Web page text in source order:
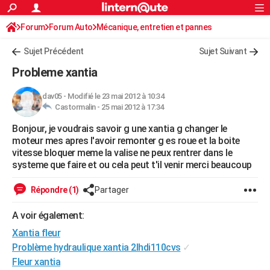
ACTUALITÉS
Politique
Société
Faits Divers
Education
Monde
Villes
+
FINANCE
Retraite
Impôts
Epargne
Immobilier
Risques naturels par ville
Banque
Assurance
Crédit
AUTO
Essais
Réserver un essai
Citadines
Berlines
SUV
Forum auto
+HIGH-TECH
Mobiles
Meilleur smartphone
Internet
Ordinateurs
Jeux vidéo
Guide high-tech
+BRICOLAGE
Forum
Aménagement intérieur
Extérieur
Cuisine
Salle de bains
Jardinage
Rangement
WEEK-END
LIFESTYLE
Art de vivre
Bien-être
Loisirs
Mode
Modes de vie
SANTE
Alimentation
Guide de la santé
Maladies
Médicaments
Sommeil
VOYAGE
Rechercher
S'inscrire
Connexion
Forum Forum Auto Mécanique, entretien et pannes
Sujet Précédent Sujet Suivant
Probleme xantia
dav05- Modifié le 23 mai 2012 à 10:34
Castormalin - 25 mai 2012 à 17:34
Bonjour, je voudrais savoir g une xantia g changer le
moteur mes apres l'avoir remonter g es roue et la boite
vitesse bloquer meme la valise ne peux rentrer dans le
systeme que faire et ou cela peut t'il venir merci beaucoup
Répondre (1) Partager
A voir également:
Xantia fleur
Problème hydraulique xantia 2lhdi110cvs ✓
Fleur xantia